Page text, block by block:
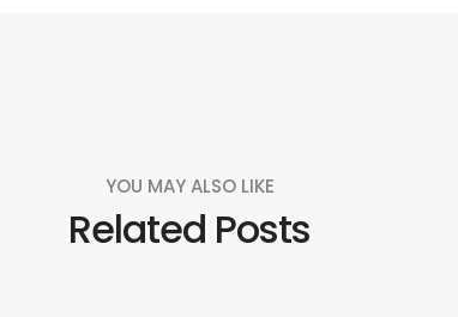
YOU MAY ALSO LIKE
Related Posts